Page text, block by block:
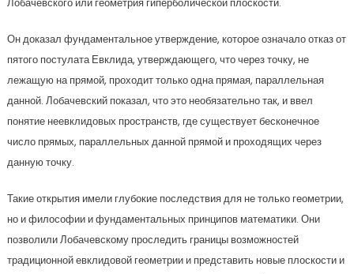
Лобачевского или геометрия гиперболической плоскости.
Он доказал фундаментальное утверждение, которое означало отказ от
пятого постулата Евклида, утверждающего, что через точку, не
лежащую на прямой, проходит только одна прямая, параллельная
данной. Лобачевский показал, что это необязательно так, и ввел
понятие неевклидовых пространств, где существует бесконечное
число прямых, параллельных данной прямой и проходящих через
данную точку.
Такие открытия имели глубокие последствия для не только геометрии,
но и философии и фундаментальных принципов математики. Они
позволили Лобачевскому проследить границы возможностей
традиционной евклидовой геометрии и представить новые плоскости и